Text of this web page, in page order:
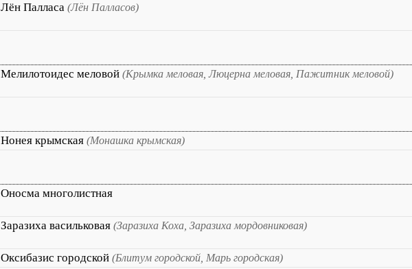
Лён Палласа (Лён Палласов)
Мелилотоидес меловой (Крымка меловая, Люцерна меловая, Пажитник меловой)
Нонея крымская (Монашка крымская)
Оносма многолистная
Заразиха васильковая (Заразиха Коха, Заразиха мордовниковая)
Оксибазис городской (Блитум городской, Марь городская)